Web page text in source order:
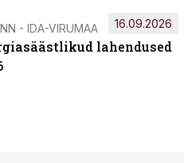
- IDA-VIRUMAA
lahendused
16.09.2026